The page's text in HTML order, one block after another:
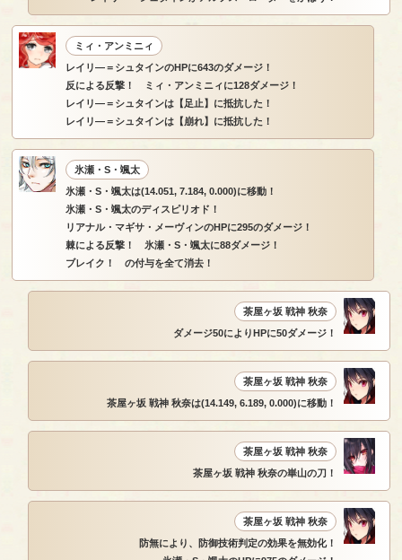
ミィ・アンミニィ
レイリ―＝シュタインのHPに643のダメージ！
反による反撃！ ミィ・アンミニィに128ダメージ！
レイリ―＝シュタインは【足止】に抵抗した！
レイリ―＝シュタインは【崩れ】に抵抗した！
氷瀬・S・颯太
氷瀬・S・颯太は(14.051, 7.184, 0.000)に移動！
氷瀬・S・颯太のディスピリオド！
リアナル・マギサ・メーヴィンのHPに295のダメージ！
棘による反撃！ 氷瀬・S・颯太に88ダメージ！
ブレイク！ の付与を全て消去！
茶屋ヶ坂 戦神 秋奈
ダメージ50によりHPに50ダメージ！
茶屋ヶ坂 戦神 秋奈
茶屋ヶ坂 戦神 秋奈は(14.149, 6.189, 0.000)に移動！
茶屋ヶ坂 戦神 秋奈
茶屋ヶ坂 戦神 秋奈の崋山の刀！
茶屋ヶ坂 戦神 秋奈
防無により、防御技術判定の効果を無効化！